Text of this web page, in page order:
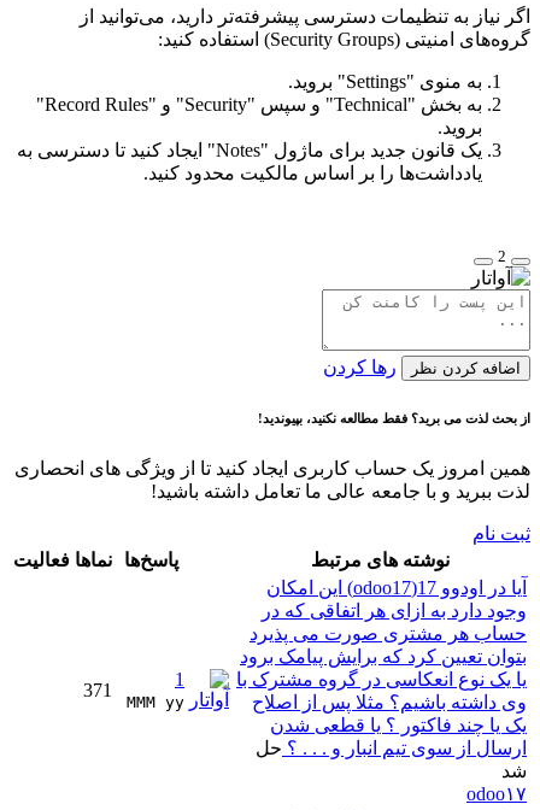
اگر نیاز به تنظیمات دسترسی پیشرفته‌تر دارید، می‌توانید از
گروه‌های امنیتی (Security Groups) استفاده کنید:
به منوی "Settings" بروید.
به بخش "Technical" و سپس "Security" و "Record Rules"
بروید.
یک قانون جدید برای ماژول "Notes" ایجاد کنید تا دسترسی به
یادداشت‌ها را بر اساس مالکیت محدود کنید.
2
اضافه کردن نظر رها کردن
از بحث لذت می برید؟ فقط مطالعه نکنید، بپیوندید!
همین امروز یک حساب کاربری ایجاد کنید تا از ویژگی های انحصاری
لذت ببرید و با جامعه عالی ما تعامل داشته باشید!
ثبت نام
نوشته های مرتبط
پاسخ‌ها نماها فعالیت
آیا در اودوو 17(odoo17) این امکان
وجود دارد به ازای هر اتفاقی که در
حساب هر مشتری صورت می پذیرد
بتوان تعیین کرد که برایش پیامک برود
یا یک نوع انعکاسی در گروه مشترک با
وی داشته باشیم؟ مثلا پس از اصلاح
یک یا چند فاکتور ؟ یا قطعی شدن
ارسال از سوی تیم انبار و . . . ؟ حل
شد
odoo۱۷
1
MMM yy
371